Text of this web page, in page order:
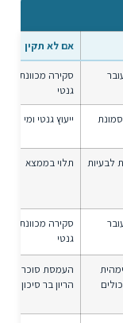
אם לא תקין
סקירה מכוונת,
גנטי
ייעוץ גנטי ומי שפיר
לבעיות
תלוי בממצא
סקירה מכוונת,
גנטי
הריון בר סיכון